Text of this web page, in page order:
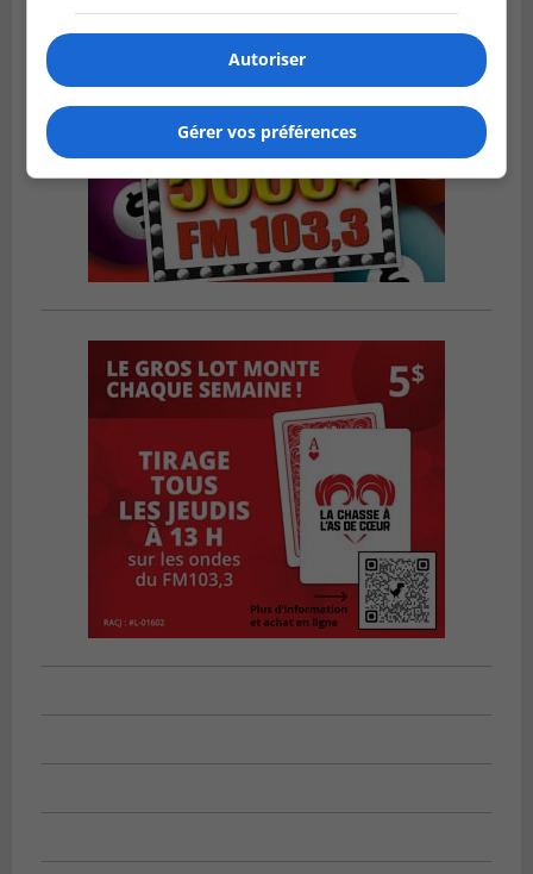
Autoriser
Gérer vos préférences